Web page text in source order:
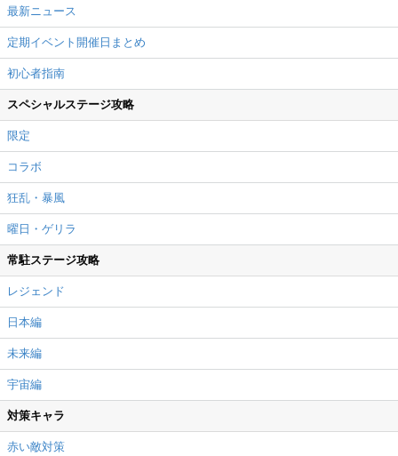
最新ニュース
定期イベント開催日まとめ
初心者指南
スペシャルステージ攻略
限定
コラボ
狂乱・暴風
曜日・ゲリラ
常駐ステージ攻略
レジェンド
日本編
未来編
宇宙編
対策キャラ
赤い敵対策